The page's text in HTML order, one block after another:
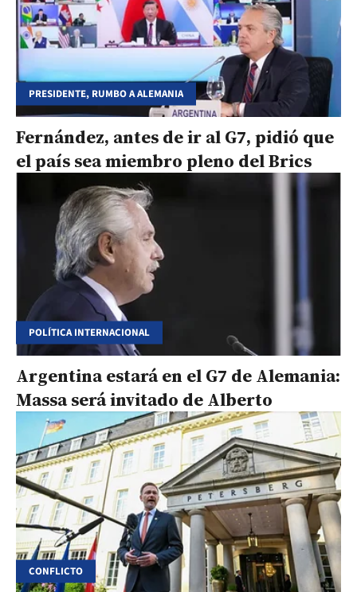
PRESIDENTE, RUMBO A ALEMANIA
Fernández, antes de ir al G7, pidió que
el país sea miembro pleno del Brics
POLÍTICA INTERNACIONAL
Argentina estará en el G7 de Alemania:
Massa será invitado de Alberto
CONFLICTO